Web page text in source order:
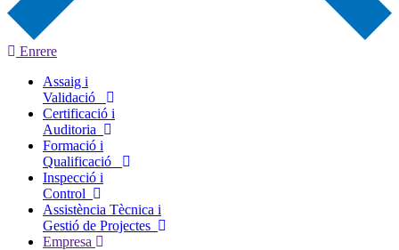
Enrere
Assaig i
Validació
Certificació i
Auditoria
Formació i
Qualificació
Inspecció i
Control
Assistència Tècnica i
Gestió de Projectes
Empresa